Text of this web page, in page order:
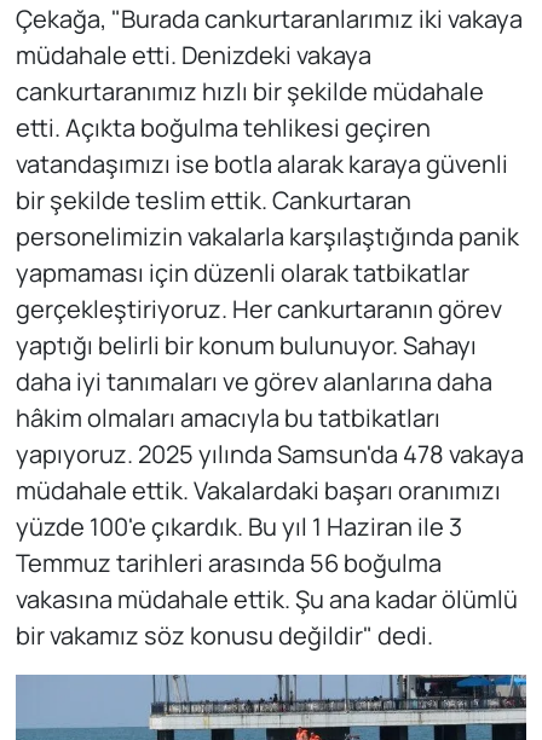
Çekağa, "Burada cankurtaranlarımız iki vakaya
müdahale etti. Denizdeki vakaya
cankurtaranımız hızlı bir şekilde müdahale
etti. Açıkta boğulma tehlikesi geçiren
vatandaşımızı ise botla alarak karaya güvenli
bir şekilde teslim ettik. Cankurtaran
personelimizin vakalarla karşılaştığında panik
yapmaması için düzenli olarak tatbikatlar
gerçekleştiriyoruz. Her cankurtaranın görev
yaptığı belirli bir konum bulunuyor. Sahayı
daha iyi tanımaları ve görev alanlarına daha
hâkim olmaları amacıyla bu tatbikatları
yapıyoruz. 2025 yılında Samsun'da 478 vakaya
müdahale ettik. Vakalardaki başarı oranımızı
yüzde 100'e çıkardık. Bu yıl 1 Haziran ile 3
Temmuz tarihleri arasında 56 boğulma
vakasına müdahale ettik. Şu ana kadar ölümlü
bir vakamız söz konusu değildir" dedi.